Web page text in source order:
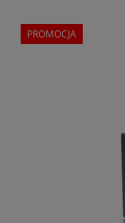
PROMOCJA